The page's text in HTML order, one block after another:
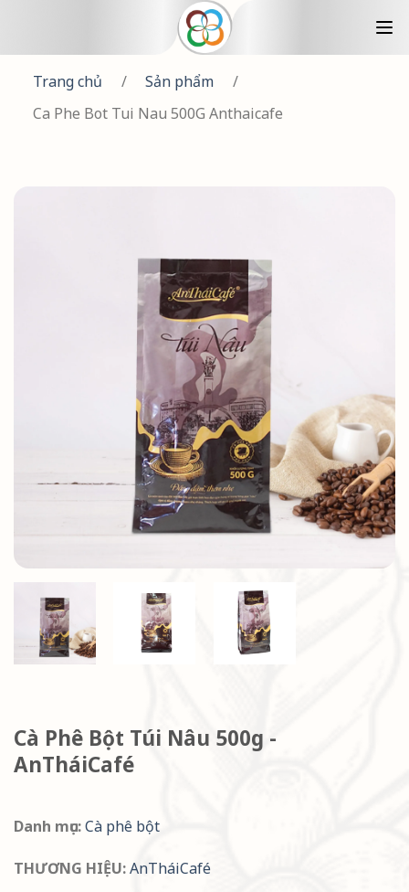
Trang chủ / Sản phẩm
/
Ca Phe Bot Tui Nau 500G Anthaicafe
Cà Phê Bột Túi Nâu 500g -
AnTháiCafé
Danh mục:Cà phê bột
THƯƠNG HIỆU:AnTháiCafé